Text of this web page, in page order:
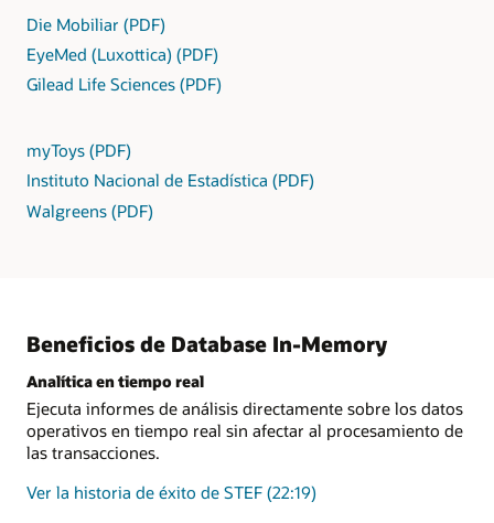
Die Mobiliar (PDF)
EyeMed (Luxottica) (PDF)
Gilead Life Sciences (PDF)
myToys (PDF)
Instituto Nacional de Estadística (PDF)
Walgreens (PDF)
Beneficios de Database In-Memory
Analítica en tiempo real
Ejecuta informes de análisis directamente sobre los datos
operativos en tiempo real sin afectar al procesamiento de
las transacciones.
Ver la historia de éxito de STEF (22:19)